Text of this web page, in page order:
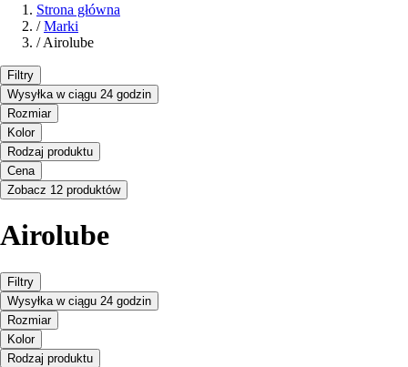
Strona główna
/ Marki
/ Airolube
Filtry
Wysyłka w ciągu 24 godzin
Rozmiar
Kolor
Rodzaj produktu
Cena
Zobacz 12 produktów
Airolube
Filtry
Wysyłka w ciągu 24 godzin
Rozmiar
Kolor
Rodzaj produktu